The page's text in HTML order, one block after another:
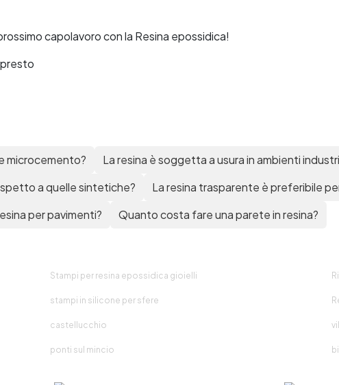
capolavoro con la Resina epossidica!
microcemento?
La resina è soggetta a usura in ambienti
a quelle sintetiche?
La resina trasparente è preferibile
per pavimenti?
Quanto costa fare una parete in resina?
Stampi per resina epossidica gioielli
stampi in silicone per sfere
castellucchio
ponti sul mincio